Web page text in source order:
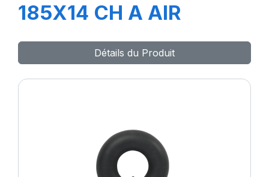
185X14 CH A AIR
Détails du Produit